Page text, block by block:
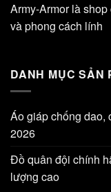
Army-Armor là
và phong cách lính
DANH MỤC SẢN
Áo giáp chống dao,
2026
Đồ quân đội chính
lượng cao